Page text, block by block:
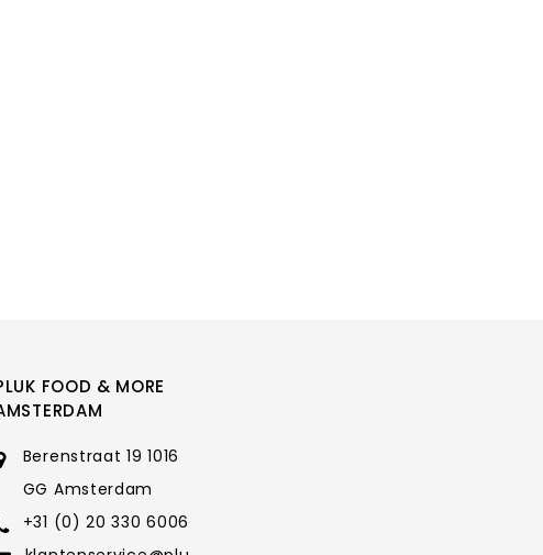
FOOD & MORE
Berenstraat 19 1016
GG Amsterdam
+31 (0) 20 330 6006